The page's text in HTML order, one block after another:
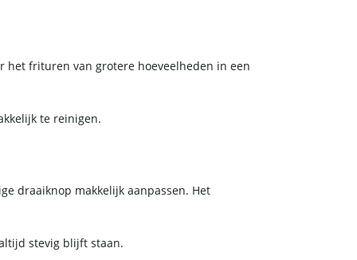
het frituren van grotere hoeveelheden in een
te reinigen.
draaiknop makkelijk aanpassen. Het
stevig blijft staan.